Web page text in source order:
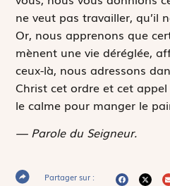
ne veut pas travailler, qu’il
Or, nous apprenons que
mènent une vie déréglée,
ceux-là, nous adressons
Christ cet ordre et cet
le calme pour manger le
— Parole du Seigneur.
Partager sur :